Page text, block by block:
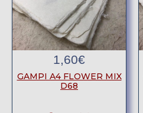
1,60€
GAMPI A4 FLOWER MIX
D68